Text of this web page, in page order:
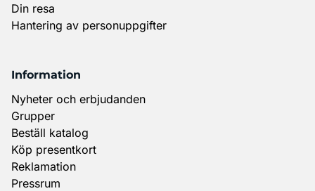
Din resa
Hantering av personuppgifter
Information
Nyheter och erbjudanden
Grupper
Beställ katalog
Köp presentkort
Reklamation
Pressrum